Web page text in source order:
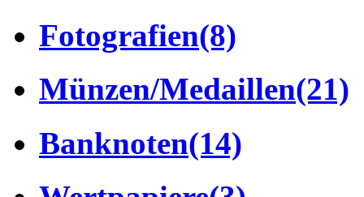
Fotografien(8)
Münzen/Medaillen(21)
Banknoten(14)